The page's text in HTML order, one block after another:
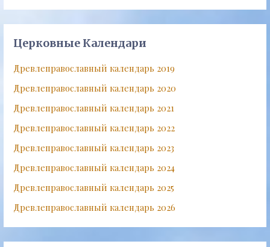
Церковные Календари
Древлеправославный календарь 2019
Древлеправославный календарь 2020
Древлеправославный календарь 2021
Древлеправославный календарь 2022
Древлеправославный календарь 2023
Древлеправославный календарь 2024
Древлеправославный календарь 2025
Древлеправославный календарь 2026